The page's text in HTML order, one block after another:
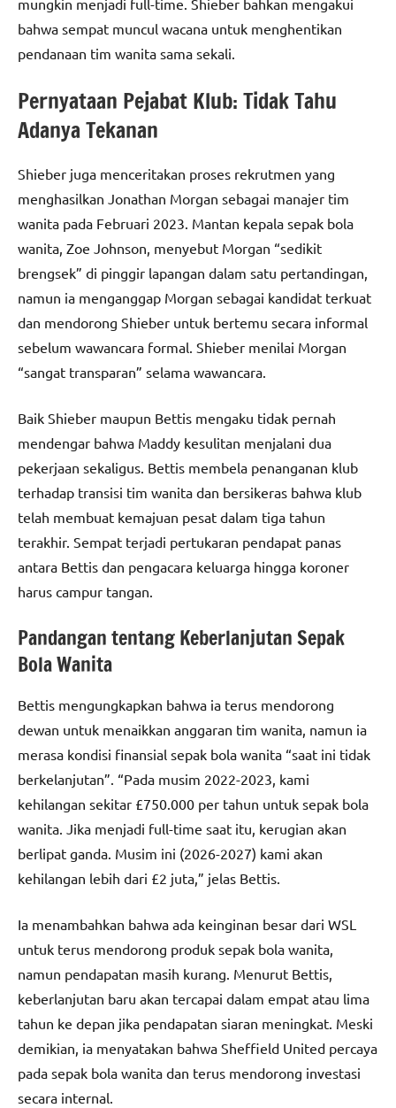
bahwa sempat muncul wacana untuk menghentikan
pendanaan tim wanita sama sekali.
Pernyataan Pejabat Klub: Tidak Tahu
Adanya Tekanan
Shieber juga menceritakan proses rekrutmen yang
menghasilkan Jonathan Morgan sebagai manajer tim
wanita pada Februari 2023. Mantan kepala sepak bola
wanita, Zoe Johnson, menyebut Morgan “sedikit
brengsek” di pinggir lapangan dalam satu pertandingan,
namun ia menganggap Morgan sebagai kandidat terkuat
dan mendorong Shieber untuk bertemu secara informal
sebelum wawancara formal. Shieber menilai Morgan
“sangat transparan” selama wawancara.
Baik Shieber maupun Bettis mengaku tidak pernah
mendengar bahwa Maddy kesulitan menjalani dua
pekerjaan sekaligus. Bettis membela penanganan klub
terhadap transisi tim wanita dan bersikeras bahwa klub
telah membuat kemajuan pesat dalam tiga tahun
terakhir. Sempat terjadi pertukaran pendapat panas
antara Bettis dan pengacara keluarga hingga koroner
harus campur tangan.
Pandangan tentang Keberlanjutan Sepak
Bola Wanita
Bettis mengungkapkan bahwa ia terus mendorong
dewan untuk menaikkan anggaran tim wanita, namun ia
merasa kondisi finansial sepak bola wanita “saat ini tidak
berkelanjutan”. “Pada musim 2022-2023, kami
kehilangan sekitar £750.000 per tahun untuk sepak bola
wanita. Jika menjadi full-time saat itu, kerugian akan
berlipat ganda. Musim ini (2026-2027) kami akan
kehilangan lebih dari £2 juta,” jelas Bettis.
Ia menambahkan bahwa ada keinginan besar dari WSL
untuk terus mendorong produk sepak bola wanita,
namun pendapatan masih kurang. Menurut Bettis,
keberlanjutan baru akan tercapai dalam empat atau lima
tahun ke depan jika pendapatan siaran meningkat. Meski
demikian, ia menyatakan bahwa Sheffield United percaya
pada sepak bola wanita dan terus mendorong investasi
secara internal.